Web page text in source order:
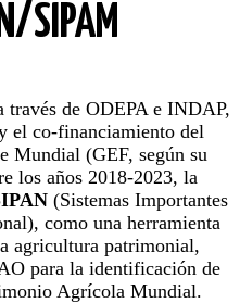
SIPAM
de ODEPA e INDAP,
el co-financiamiento del
Mundial (GEF, según su
los años 2018-2023, la
(Sistemas Importantes
como una herramienta
agricultura patrimonial,
para la identificación de
Agrícola Mundial.